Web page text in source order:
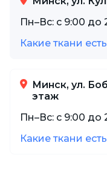
Пн–Вс: с 9:00 до
Какие ткани
Минск, ул.
этаж
Пн–Вс: с 9:00 до
Какие ткани